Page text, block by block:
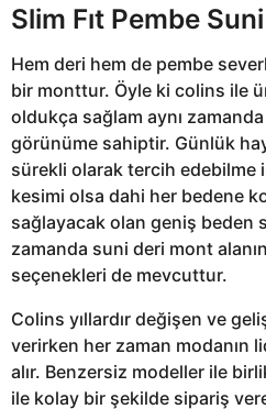
Slim Fıt Pembe
Hem deri hem de pembe
bir monttur. Öyle ki colins ile
oldukça sağlam aynı
görünüme sahiptir. Günlük
sürekli olarak tercih edebilme
kesimi olsa dahi her bedene
sağlayacak olan geniş beden
zamanda suni deri mont
seçenekleri de mevcuttur.
Colins yıllardır değişen ve
verirken her zaman modanın
alır. Benzersiz modeller ile
ile kolay bir şekilde sipariş